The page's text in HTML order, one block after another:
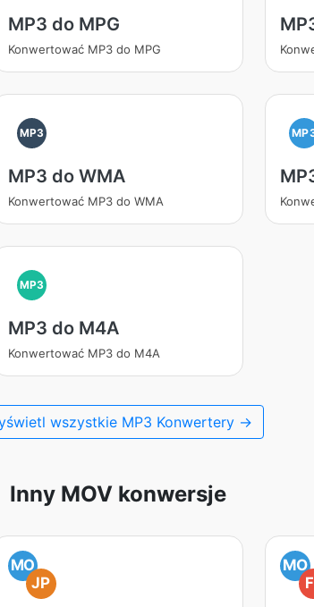
MP3 do MPG
Konwertować MP3 do MPG
MP3
MP3 do WMA
Konwertować MP3 do WMA
MP3
MP3 do M4A
Konwertować MP3 do M4A
wszystkie MP3 Konwertery →
Inny MOV konwersje
MO
JP
MO